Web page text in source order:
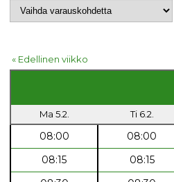
« Edellinen viikko
Ma 5.2. Ti 6.2.
08:00 08:00
08:15
08:15